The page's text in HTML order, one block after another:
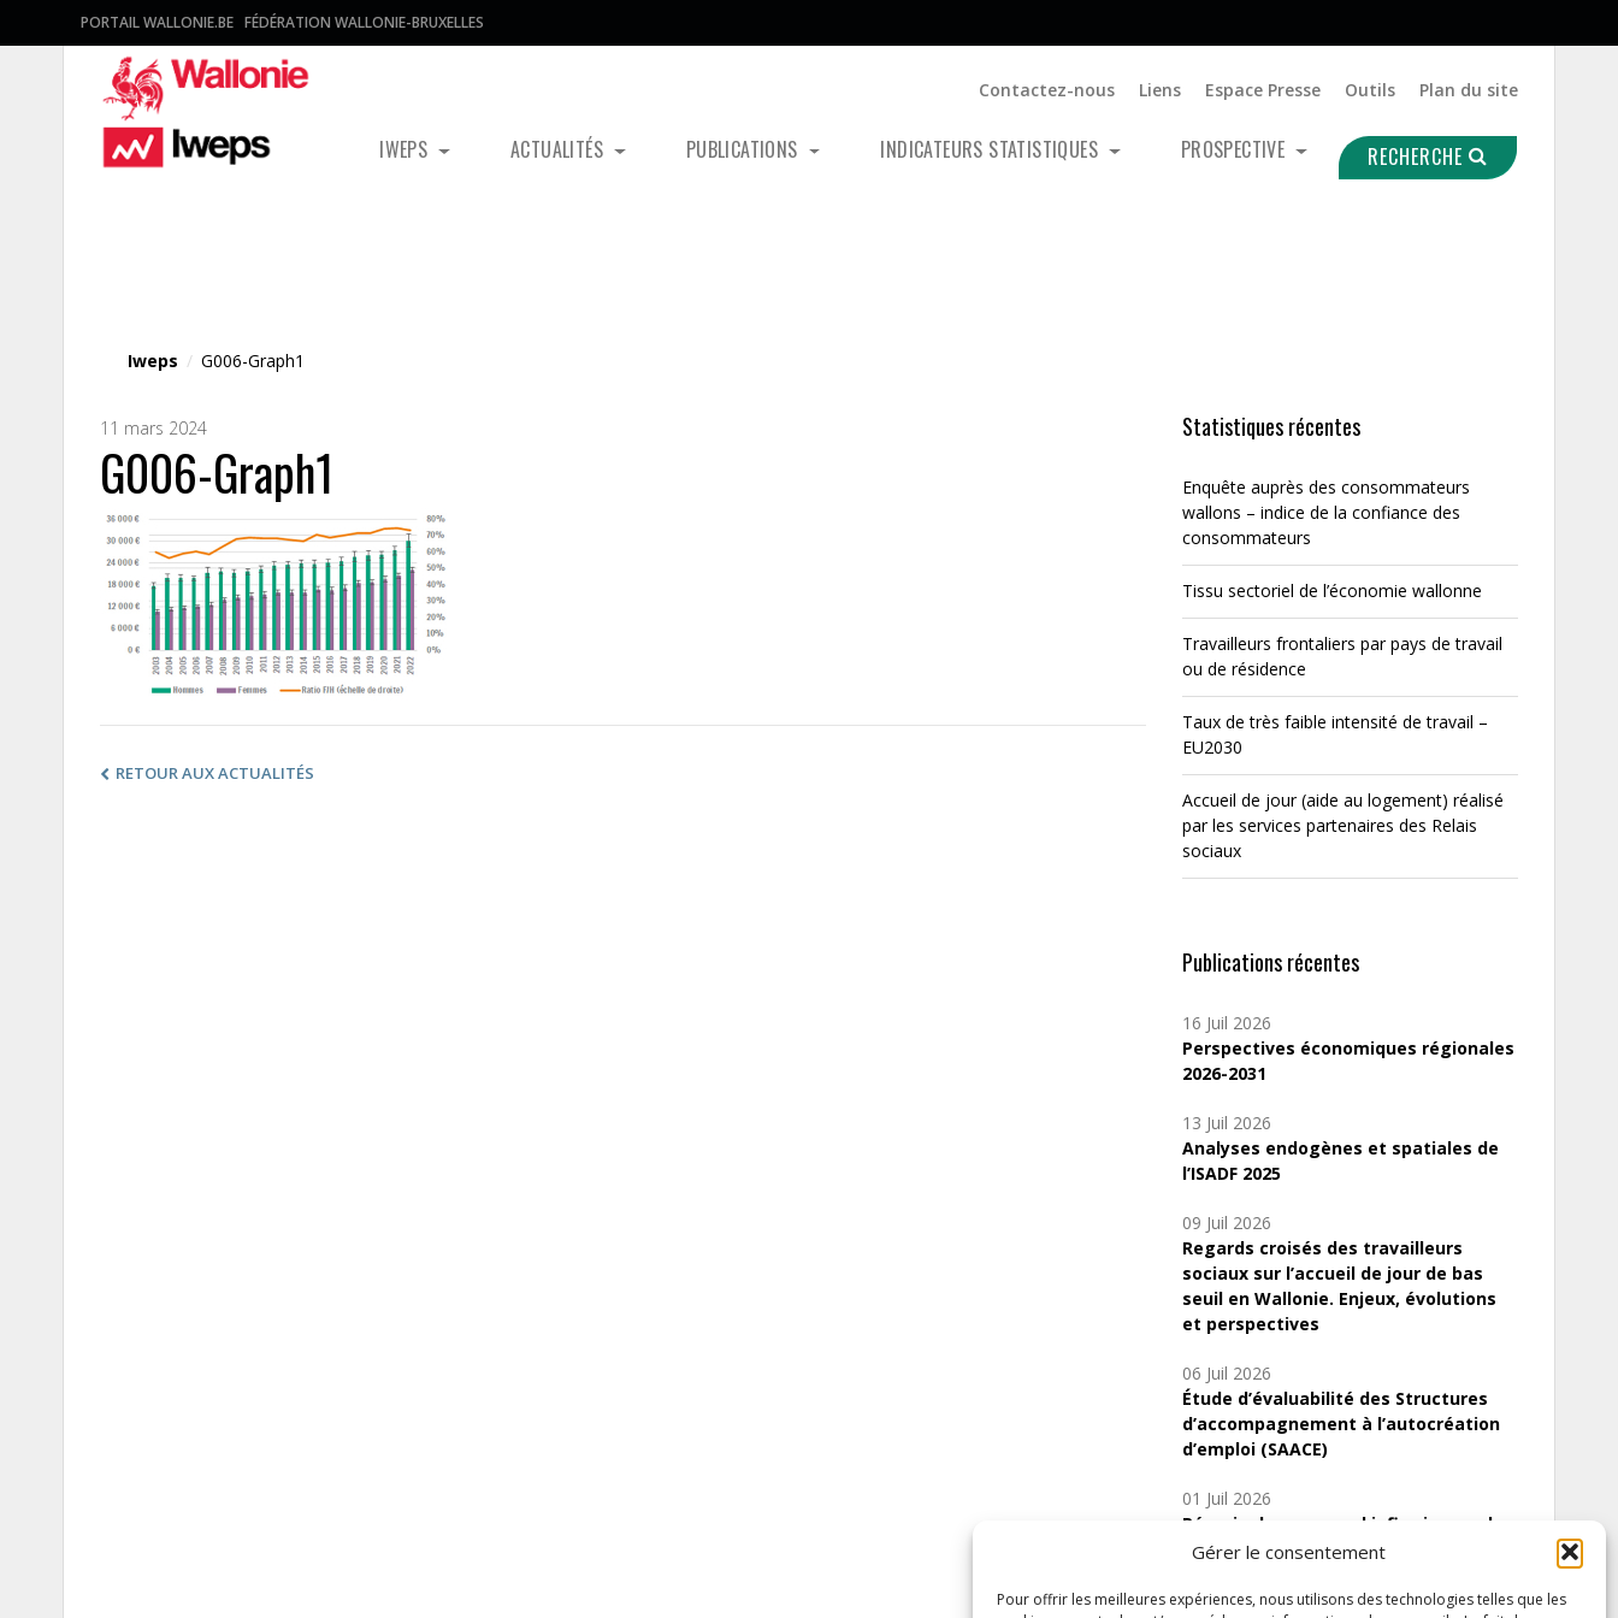
Gérer le consentement
Pour offrir les meilleures expériences, nous utilisons des technologies telles que les
PORTAIL WALLONIE.BE FÉDÉRATION WALLONIE-BRUXELLES
Contactez-nous Liens Espace Presse Outils Plan du site
IWEPS ACTUALITÉS PUBLICATIONS INDICATEURS STATISTIQUES PROSPECTIVE RECHERCHE
Iweps / G006-Graph1
11 mars 2024
G006-Graph1
RETOUR AUX ACTUALITÉS
Statistiques récentes
Enquête auprès des consommateurs
wallons – indice de la confiance des
consommateurs
Tissu sectoriel de l’économie wallonne
Travailleurs frontaliers par pays de travail
ou de résidence
Taux de très faible intensité de travail –
EU2030
Accueil de jour (aide au logement) réalisé
par les services partenaires des Relais
sociaux
Publications récentes
16 Juil 2026
Perspectives économiques régionales
2026-2031
13 Juil 2026
Analyses endogènes et spatiales de
l’ISADF 2025
09 Juil 2026
Regards croisés des travailleurs
sociaux sur l’accueil de jour de bas
seuil en Wallonie. Enjeux, évolutions
et perspectives
06 Juil 2026
Étude d’évaluabilité des Structures
d’accompagnement à l’autocréation
d’emploi (SAACE)
01 Juil 2026
Pénurie du personnel infirmier :quels
indicateurs d’offre de soins pour